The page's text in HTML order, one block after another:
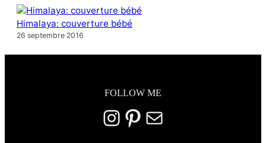
Himalaya: couverture bébé
26 septembre 2016
FOLLOW ME
Instagram Pinterest E-mail